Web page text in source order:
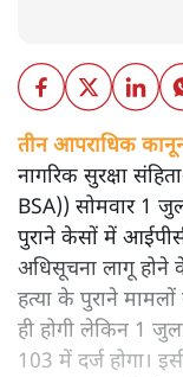
तीन आपराधिक
नागरिक सुरक्षा
BSA)) सोमवार 1
पुराने केसों में
अधिसूचना लागू होने
हत्या के पुराने
ही होगी लेकिन 1
103 में दर्ज होगा।